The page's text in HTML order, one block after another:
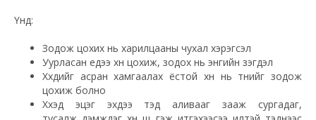
Үүнд:
Зодож цохих нь харилцааны чухал хэрэгсэл
Уурласан үедээ хүн цохиж, зодох нь энгийн үзэгдэл
Хүүхдийг асран хамгаалах ёстой хүн нь түүнийг зодож
цохиж болно
Хүүхэд эцэг эхдээ тэд аливааг зааж сургадаг,